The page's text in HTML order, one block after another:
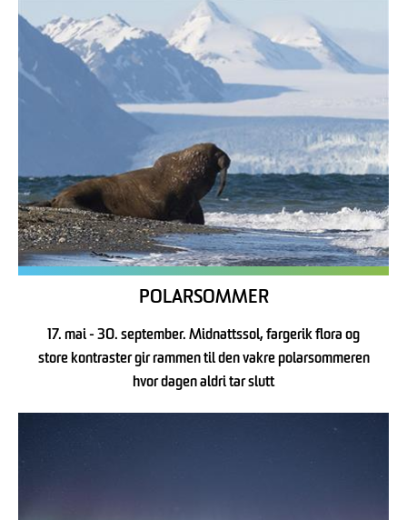
POLARSOMMER
17. mai - 30. september. Midnattssol, fargerik flora og
store kontraster gir rammen til den vakre polarsommeren
hvor dagen aldri tar slutt